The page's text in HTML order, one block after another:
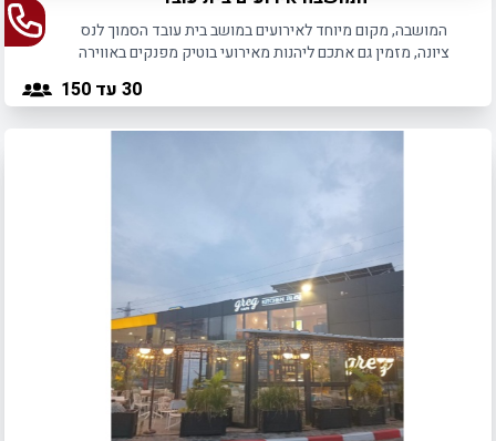
המושבה, מקום מיוחד לאירועים במושב בית עובד הסמוך לנס
ציונה, מזמין גם אתכם ליהנות מאירועי בוטיק מפנקים באווירה
30 עד 150